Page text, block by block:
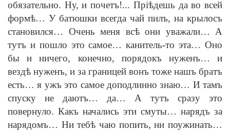
обязательно. Ну, и почетъ!... Прiѣдешь да во всей
формѣ… У батюшки всегда чай пилъ, на крылосъ
становился… Очень меня всѣони уважали… А
тутъ и пошло это самое… канитель-то эта… Оно
бы и ничего, конечно, порядокъ нуженъ… и
вездѣ нуженъ, и за границей вонъ тоже нашъ братъ
есть… я ужъ это самое доподлинно знаю… И тамъ
спуску не даютъ… да… А тутъ сразу это
повернуло. Какъ начались эти смуты… нарядъ за
нарядомъ… Ни тебѣ чаю попить, ни поужинать…